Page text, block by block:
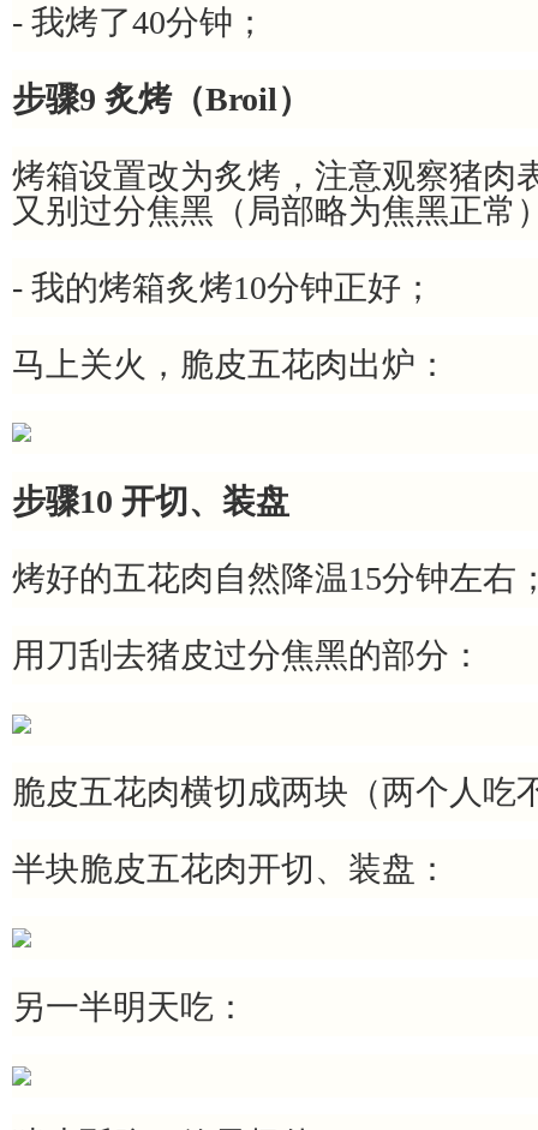
- 我烤了40分钟；
步骤9 炙烤（Broil）
烤箱设置改为炙烤，注意观察猪肉
又别过分焦黑 （局部略为焦黑正常
- 我的烤箱炙烤10分钟正好；
马上关火，脆皮五花肉出炉：
步骤10 开切、装盘
烤好的五花肉自然降温15分钟左右
用刀刮去猪皮过分焦黑的部分：
脆皮五花肉横切成两块（两个人吃
半块脆皮五花肉开切、装盘：
另一半明天吃：